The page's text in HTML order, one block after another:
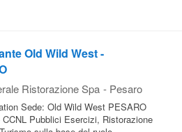
Old Wild West -
Ristorazione Spa - Pesaro
Sede: Old Wild West PESARO
CCNL Pubblici Esercizi, Ristorazione